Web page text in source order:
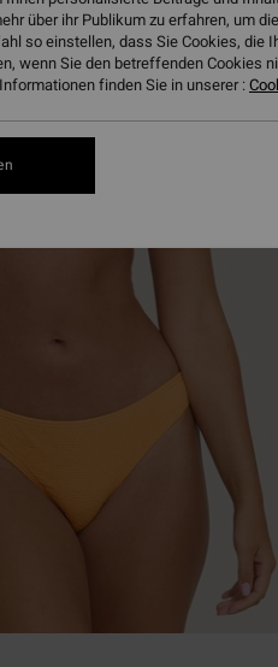
über ihr Publikum zu erfahren, um
so einstellen, dass Sie Cookies,
wenn Sie den betreffenden Cookies
finden Sie in unserer :